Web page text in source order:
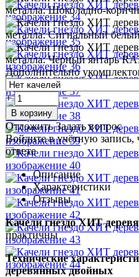
Дополнительно
+ −
В корзину
Отложить Задать вопрос
Войдите в учётную
ответе
Описание
Характеристики
Отзывы
Качели гнездо ХИТ
практичны
Технические
деревянных двойных